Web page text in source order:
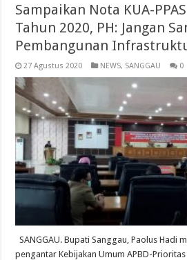
Sampaikan Nota KUA-
Tahun 2020, PH: Jangan
Pembangunan
27 Agustus 2020 NEWS, SANGGAU 0
SANGGAU. Bupati Sanggau, Paolus Hadi
pengantar Kebijakan Umum APBD-